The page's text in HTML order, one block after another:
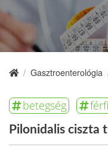
/ Gasztroenterológia
betegség férfi
Pilonidalis ciszta